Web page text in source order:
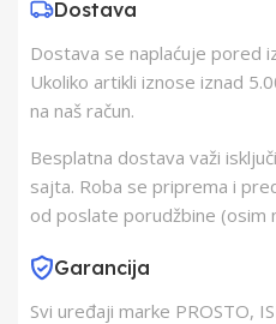
Barkod
Dostava
Dostava se naplaćuje pored
Ukoliko artikli iznose iznad
na naš račun.
Besplatna dostava važi
sajta. Roba se priprema i
od poslate porudžbine (osim
Garancija
Svi uređaji marke PROSTO,